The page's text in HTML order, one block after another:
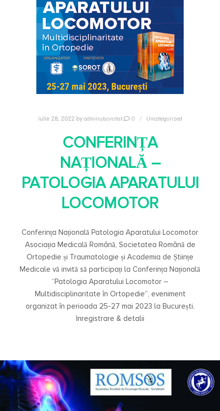
iulie 28, 2022 by adminulsorotist 0 Uncategorized
CONFERINȚA
NAȚIONALĂ –
PATOLOGIA APARATULUI
LOCOMOTOR
Conferința Națională Patologia Aparatului Locomotor
Asociația Medicală Română, Societatea Română de
Ortopedie și Traumatologie și Academia de Științe
Medicale vă invită să participați la Conferința Națională
“Patologia Aparatului Locomotor –
Multidisciplinaritate în Ortopedie”, eveniment
organizat în perioada 25-27 mai 2023 la București.
Inregistrare & detalii